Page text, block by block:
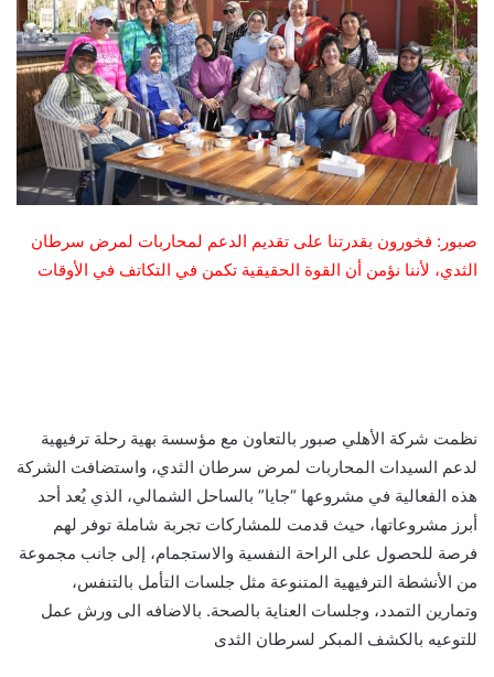
صبور: فخورون بقدرتنا على تقديم الدعم لمحاربات لمرض سرطان
الثدي، لأننا نؤمن أن القوة الحقيقية تكمن في التكاتف في الأوقات
نظمت شركة الأهلي صبور بالتعاون مع مؤسسة بهية رحلة ترفيهية
لدعم السيدات المحاربات لمرض سرطان الثدي، واستضافت الشركة
هذه الفعالية في مشروعها “جايا” بالساحل الشمالي، الذي يُعد أحد
أبرز مشروعاتها، حيث قدمت للمشاركات تجربة شاملة توفر لهم
فرصة للحصول على الراحة النفسية والاستجمام، إلى جانب مجموعة
من الأنشطة الترفيهية المتنوعة مثل جلسات التأمل بالتنفس،
وتمارين التمدد، وجلسات العناية بالصحة. بالاضافه الى ورش عمل
للتوعيه بالكشف المبكر لسرطان الثدى